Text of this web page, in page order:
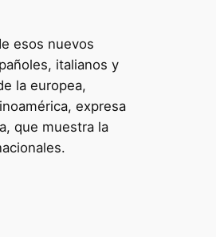
esos nuevos
italianos y
la europea,
expresa
que muestra la